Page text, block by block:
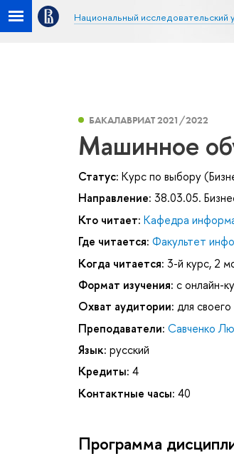
Национальный исследовательский
БАКАЛАВРИАТ 2021/2022
Машинное
Статус: Курс по выбору
Направление: 38.03.05.
Кто читает: Кафедра
Где читается: Факультет
Когда читается: 3-й курс, 2
Формат изучения: с онлайн-
Охват аудитории: для
Преподаватели: Савченко
Язык: русский
Кредиты: 4
Контактные часы: 40
Программа